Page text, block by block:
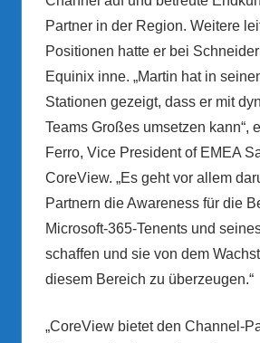
Partner in der Region. Weitere
Positionen hatte er bei
Equinix inne. „Martin hat in
Stationen gezeigt, dass er mit
Teams Großes umsetzen kann“,
Ferro, Vice President of EMEA
CoreView. „Es geht vor allem
Partnern die Awareness für die
Microsoft-365-Tenents und
schaffen und sie von dem
diesem Bereich zu überzeugen.“
„CoreView bietet den Channel-